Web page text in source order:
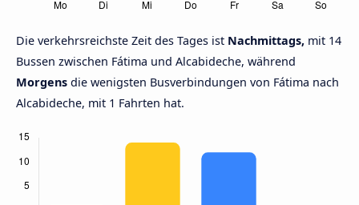
Die verkehrsreichste Zeit des Tages ist Nachmittags, mit 14
Bussen zwischen Fátima und Alcabideche, während
Morgens die wenigsten Busverbindungen von Fátima nach
Alcabideche, mit 1 Fahrten hat.